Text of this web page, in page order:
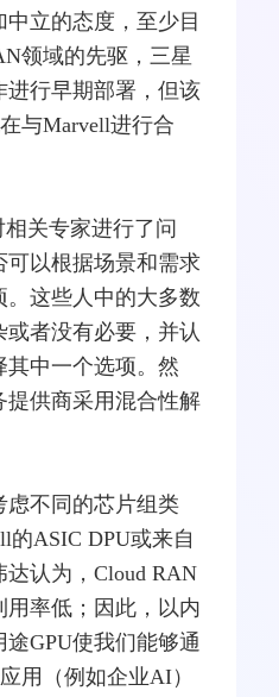
立的态度，至少目
领域的先驱，三星
进行早期部署，但该
与Marvell进行合
相关专家进行了问
可以根据场景和需求
这些人中的大多数
者没有必要，并认
其中一个选项。然
提供商采用混合性解
虑不同的芯片组类
的ASIC DPU或来自
达认为，Cloud RAN
率低；因此，以内
GPU使我们能够通
用（例如企业AI）